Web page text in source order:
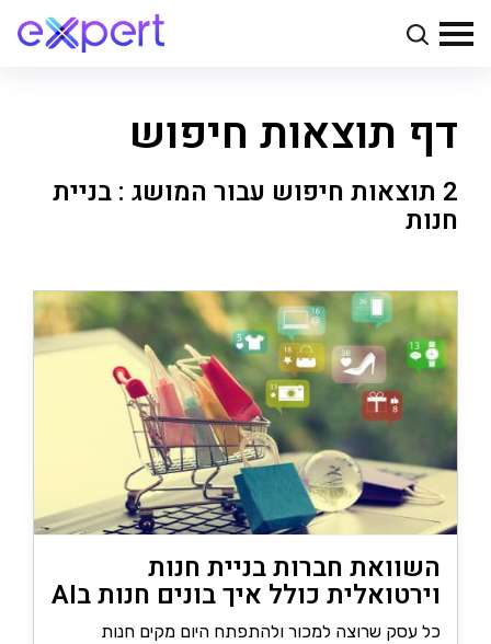
דף תוצאות חיפוש
2 תוצאות חיפוש עבור המושג : בניית
חנות
השוואת חברות בניית חנות
וירטואלית כולל איך בונים חנות בAI
(2026)
כל עסק שרוצה למכור ולהתפתח היום מקים חנות